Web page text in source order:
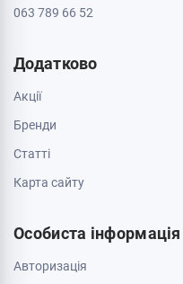
063 789 66 52
Додатково
Акції
Бренди
Cтатті
Карта сайту
Особиста інформація
Авторизація